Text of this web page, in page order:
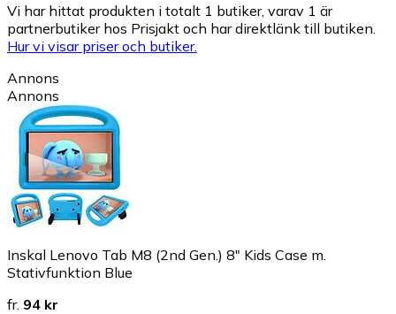
Vi har hittat produkten i totalt 1 butiker, varav 1 är
partnerbutiker hos Prisjakt och har direktlänk till butiken.
Hur vi visar priser och butiker.
Annons
Annons
Inskal Lenovo Tab M8 (2nd Gen.) 8" Kids Case m.
Stativfunktion Blue
fr. 94 kr